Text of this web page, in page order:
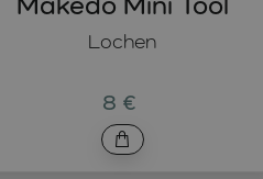
Lochen
8 €